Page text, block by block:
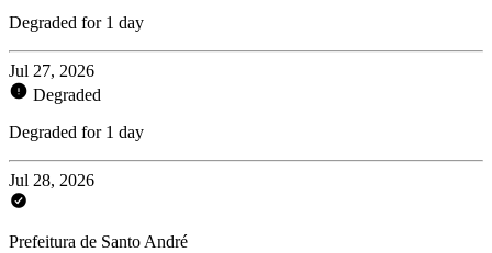
Degraded for 1 day
Jul 27, 2026
Degraded
Degraded for 1 day
Jul 28, 2026
Prefeitura de Santo André